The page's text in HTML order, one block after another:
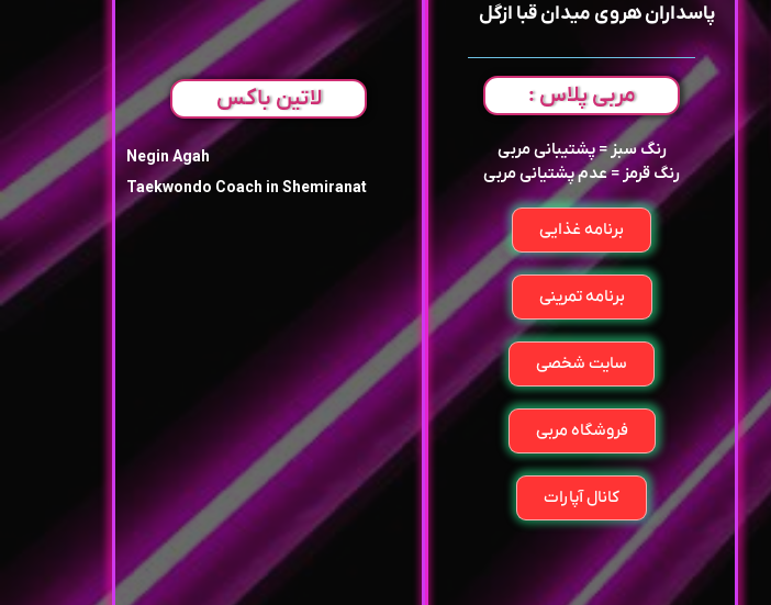
پاسداران هروی میدان قبا ازگل
مربی پلاس :
رنگ سبز = پشتیبانی مربی
رنگ قرمز = عدم پشتیانی مربی
برنامه غذایی
برنامه تمرینی
سایت شخصی
فروشگاه مربی
کانال آپارات
لاتین باکس
Negin Agah
Taekwondo Coach in Shemiranat